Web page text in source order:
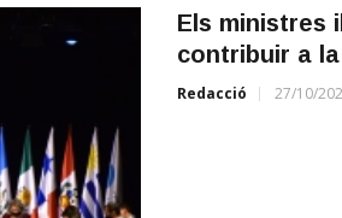
Els ministres
contribuir a
Redacció 27/10/